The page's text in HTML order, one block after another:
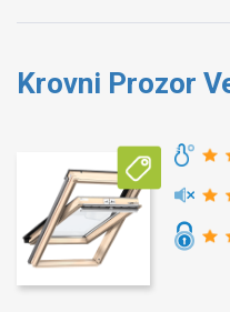
Krovni Prozor